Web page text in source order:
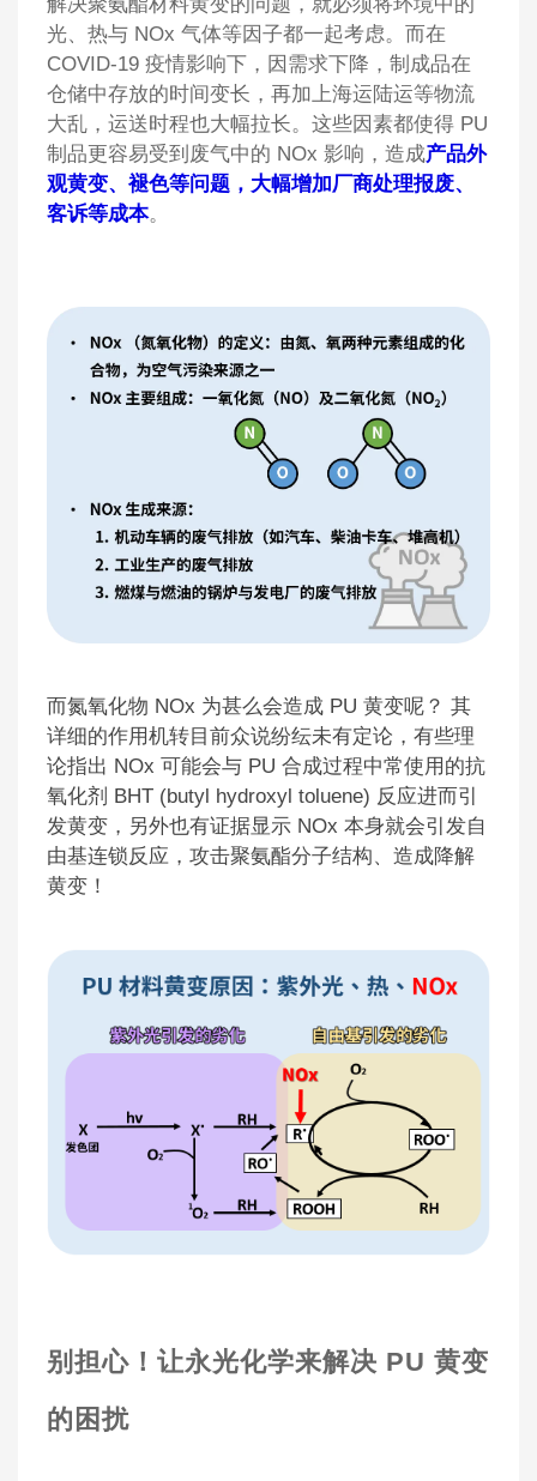
光、热与 NOx 气体等因子都一起考虑。而在
COVID-19 疫情影响下，因需求下降，制成品在
仓储中存放的时间变长，再加上海运陆运等物流
大乱，运送时程也大幅拉长。这些因素都使得 PU
制品更容易受到废气中的 NOx 影响，造成产品外
观黄变、褪色等问题，大幅增加厂商处理报废、
客诉等成本。
而氮氧化物 NOx 为甚么会造成 PU 黄变呢？ 其
详细的作用机转目前众说纷纭未有定论，有些理
论指出 NOx 可能会与 PU 合成过程中常使用的抗
氧化剂 BHT (butyl hydroxyl toluene) 反应进而引
发黄变，另外也有证据显示 NOx 本身就会引发自
由基连锁反应，攻击聚氨酯分子结构、造成降解
黄变！
别担心！让永光化学来解决 PU 黄变
的困扰